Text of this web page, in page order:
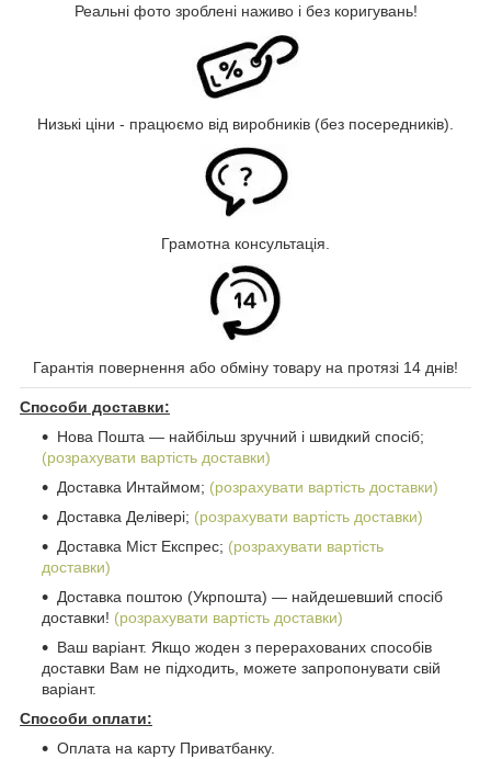
Реальні фото зроблені наживо і без коригувань!
Низькі ціни - працюємо від виробників (без посередників).
Грамотна консультація.
Гарантія повернення або обміну товару на протязі 14 днів!
Способи доставки:
Нова Пошта ― найбільш зручний і швидкий спосіб;
(розрахувати вартість доставки)
Доставка Интаймом; (розрахувати вартість доставки)
Доставка Делівері; (розрахувати вартість доставки)
Доставка Міст Експрес; (розрахувати вартість
доставки)
Доставка поштою (Укрпошта) ― найдешевший спосіб
доставки! (розрахувати вартість доставки)
Ваш варіант. Якщо жоден з перерахованих способів
доставки Вам не підходить, можете запропонувати свій
варіант.
Способи оплати:
Оплата на карту Приватбанку.